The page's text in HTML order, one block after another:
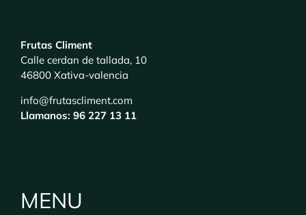
Frutas Climent
Calle cerdan de tallada, 10
46800 Xativa-valencia
info@frutascliment.com
Llamanos: 96 227 13 11
MENU